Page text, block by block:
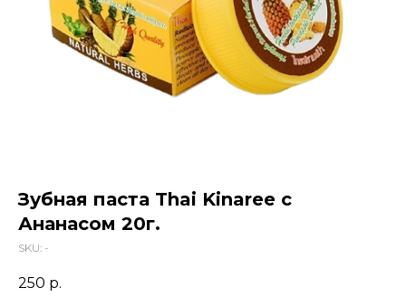
Зубная паста Thai Kinaree с
Ананасом 20г.
SKU: -
250 р.